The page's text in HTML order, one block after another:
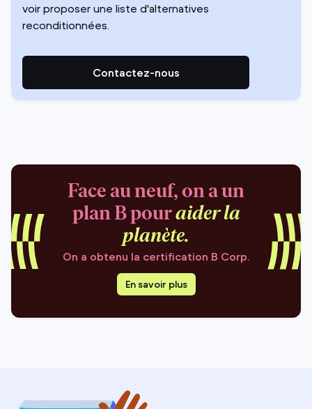
voir proposer une liste d'alternatives
reconditionnées.
Contactez-nous
Face au neuf, on a un
plan B pouraider la
planète.
On a obtenu la certification B Corp.
En savoir plus